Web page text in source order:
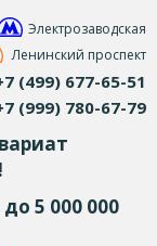
Электрозаводская
Ленинский проспект
(499) 677-65-51
(999) 780-67-79
5 000 000